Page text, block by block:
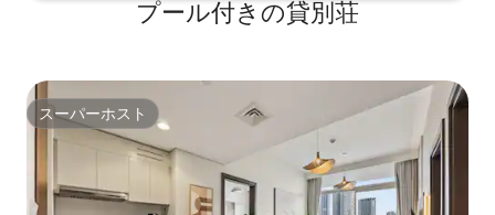
プール付きの貸別荘
スーパーホスト
スーパーホスト